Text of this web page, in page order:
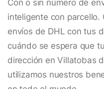
Con o sin número de
inteligente con parcello.
envíos de DHL con tus
cuándo se espera que
dirección en Villatobas
utilizamos nuestros